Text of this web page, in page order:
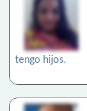
tengo hijos.